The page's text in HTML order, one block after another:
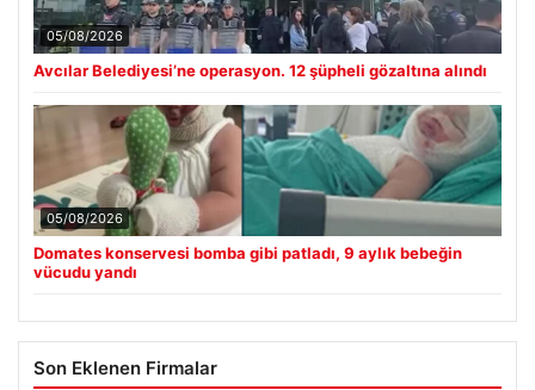
05/08/2026
Avcılar Belediyesi’ne operasyon. 12 şüpheli gözaltına alındı
05/08/2026
Domates konservesi bomba gibi patladı, 9 aylık bebeğin
vücudu yandı
Son Eklenen Firmalar